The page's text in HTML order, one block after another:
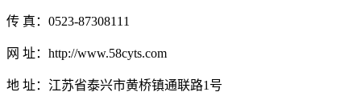
传 真：0523-87308111
网 址：http://www.58cyts.com
地 址：江苏省泰兴市黄桥镇通联路1号